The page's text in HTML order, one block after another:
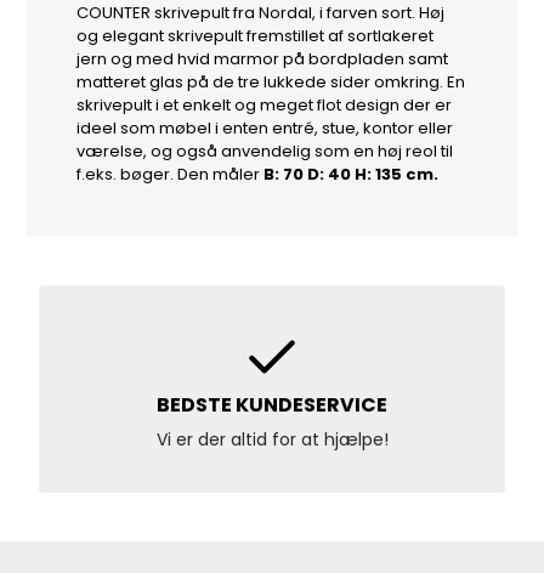
COUNTER skrivepult fra Nordal, i farven sort. Høj
og elegant skrivepult fremstillet af sortlakeret
jern og med hvid marmor på bordpladen samt
matteret glas på de tre lukkede sider omkring. En
skrivepult i et enkelt og meget flot design der er
ideel som møbel i enten entré, stue, kontor eller
værelse, og også anvendelig som en høj reol til
f.eks. bøger. Den måler B: 70 D: 40 H: 135 cm.
BEDSTE KUNDESERVICE
Vi er der altid for at hjælpe!